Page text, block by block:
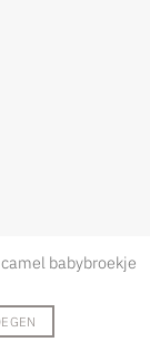
babybroekje